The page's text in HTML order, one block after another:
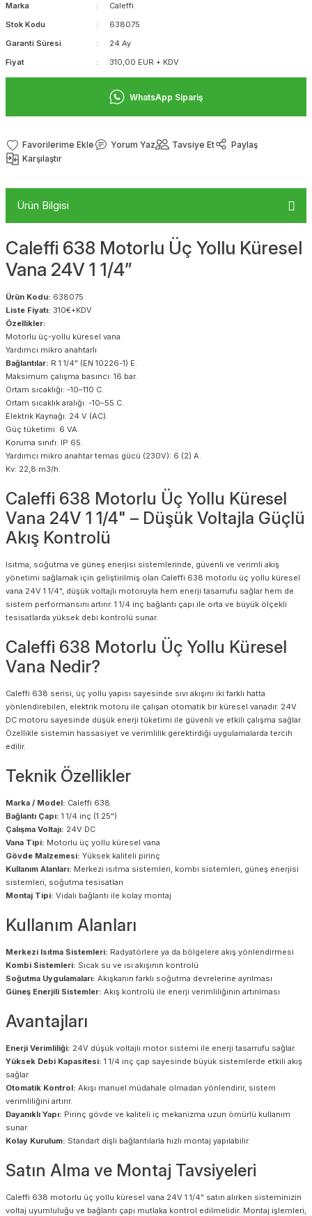
Marka
Caleffi
Stok Kodu
638075
Garanti Süresi
24 Ay
Fiyat
310,00 EUR + KDV
WhatsApp Sipariş
Yorum Yaz Tavsiye Et
Paylaş
Karşılaştır
Ürün Bilgisi
Caleffi 638 Motorlu Üç Yollu Küresel
Vana 24V 1 1/4”
Ürün Kodu: 638075
Liste Fiyatı: 310€+KDV
Özellikler:
Motorlu üç-yollu küresel vana.
Yardımcı mikro anahtarlı
Bağlantılar: R 1 1/4" (EN 10226-1) E.
Maksimum çalışma basıncı: 16 bar.
Ortam sıcaklığı: -10–110 C.
Ortam sıcaklık aralığı: -10–55 C.
Elektrik Kaynağı: 24 V (AC).
Güç tüketimi: 6 VA.
Koruma sınıfı: IP 65.
Yardımcı mikro anahtar temas gücü (230V): 6 (2) A.
Kv: 22,8 m3/h.
Caleffi 638 Motorlu Üç Yollu Küresel
Vana 24V 1 1/4" – Düşük Voltajla Güçlü
Akış Kontrolü
Isıtma, soğutma ve güneş enerjisi sistemlerinde, güvenli ve verimli akış
yönetimi sağlamak için geliştirilmiş olan Caleffi 638 motorlu üç yollu küresel
vana 24V 1 1/4", düşük voltajlı motoruyla hem enerji tasarrufu sağlar hem de
sistem performansını artırır. 1 1/4 inç bağlantı çapı ile orta ve büyük ölçekli
tesisatlarda yüksek debi kontrolü sunar.
Caleffi 638 Motorlu Üç Yollu Küresel
Vana Nedir?
Caleffi 638 serisi, üç yollu yapısı sayesinde sıvı akışını iki farklı hatta
yönlendirebilen, elektrik motoru ile çalışan otomatik bir küresel vanadır. 24V
DC motoru sayesinde düşük enerji tüketimi ile güvenli ve etkili çalışma sağlar.
Özellikle sistemin hassasiyet ve verimlilik gerektirdiği uygulamalarda tercih
edilir.
Teknik Özellikler
Marka / Model: Caleffi 638
Bağlantı Çapı: 1 1/4 inç (1.25")
Çalışma Voltajı: 24V DC
Vana Tipi: Motorlu üç yollu küresel vana
Gövde Malzemesi: Yüksek kaliteli pirinç
Kullanım Alanları: Merkezi ısıtma sistemleri, kombi sistemleri, güneş enerjisi
sistemleri, soğutma tesisatları
Montaj Tipi: Vidalı bağlantı ile kolay montaj
Kullanım Alanları
Merkezi Isıtma Sistemleri: Radyatörlere ya da bölgelere akış yönlendirmesi
Kombi Sistemleri: Sıcak su ve ısı akışının kontrolü
Soğutma Uygulamaları: Akışkanın farklı soğutma devrelerine ayrılması
Güneş Enerjili Sistemler: Akış kontrolü ile enerji verimliliğinin artırılması
Avantajları
Enerji Verimliliği: 24V düşük voltajlı motor sistemi ile enerji tasarrufu sağlar.
Yüksek Debi Kapasitesi: 1 1/4 inç çap sayesinde büyük sistemlerde etkili akış
sağlar.
Otomatik Kontrol: Akışı manuel müdahale olmadan yönlendirir, sistem
verimliliğini artırır.
Dayanıklı Yapı: Pirinç gövde ve kaliteli iç mekanizma uzun ömürlü kullanım
sunar.
Kolay Kurulum: Standart dişli bağlantılarla hızlı montaj yapılabilir.
Satın Alma ve Montaj Tavsiyeleri
Caleffi 638 motorlu üç yollu küresel vana 24V 1 1/4" satın alırken sisteminizin
voltaj uyumluluğu ve bağlantı çapı mutlaka kontrol edilmelidir. Montaj işlemleri,